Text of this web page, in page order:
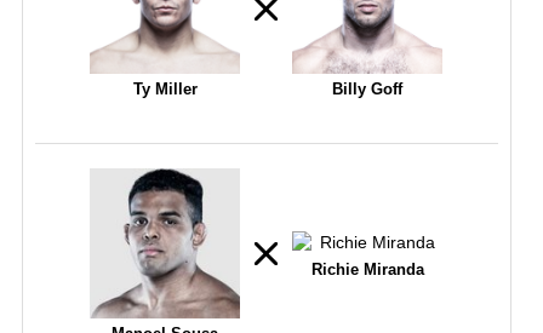
Ty Miller Billy Goff
Richie Miranda